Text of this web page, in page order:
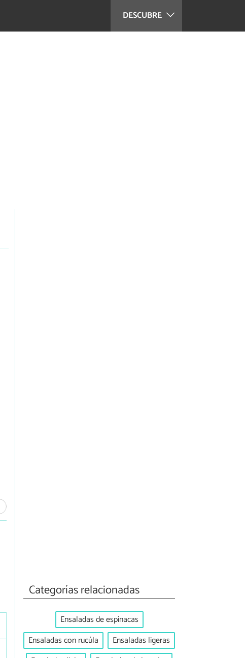
DESCUBRE
Categorías relacionadas
Ensaladas de espinacas
Ensaladas con rucúla
Ensaladas ligeras